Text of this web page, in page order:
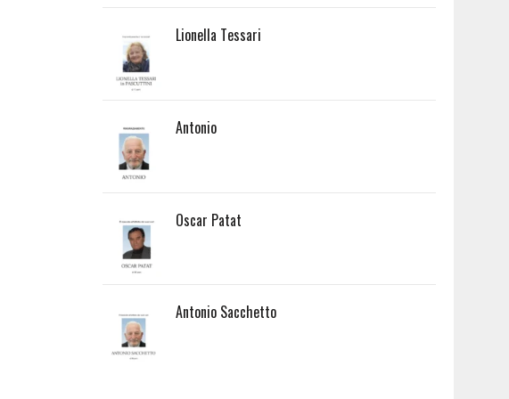
Lionella Tessari
Antonio
Oscar Patat
Antonio Sacchetto